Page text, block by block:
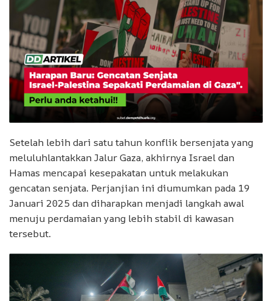
Setelah lebih dari satu tahun konflik bersenjata yang
meluluhlantakkan Jalur Gaza, akhirnya Israel dan
Hamas mencapai kesepakatan untuk melakukan
gencatan senjata. Perjanjian ini diumumkan pada 19
Januari 2025 dan diharapkan menjadi langkah awal
menuju perdamaian yang lebih stabil di kawasan
tersebut.